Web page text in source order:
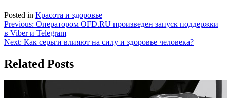
Posted in Красота и здоровье
Навигация
по
Previous: Оператором OFD.RU произведен запуск поддержки
в Viber и Telegram
Next: Как серьги влияют на силу и здоровье человека?
Related Posts